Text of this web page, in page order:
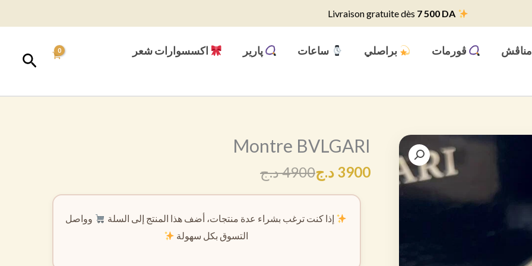
7 500 DA
مناڨش ڨورمات براصلي ساعات پارير
اكسسوارات شعر
Montre BVLGARI
4900د.ج 3900 د.ج
إذا كنت ترغب بشراء عدة منتجات، أضف هذا المنتج إلى السلة
وواصل
التسوق بكل سهولة